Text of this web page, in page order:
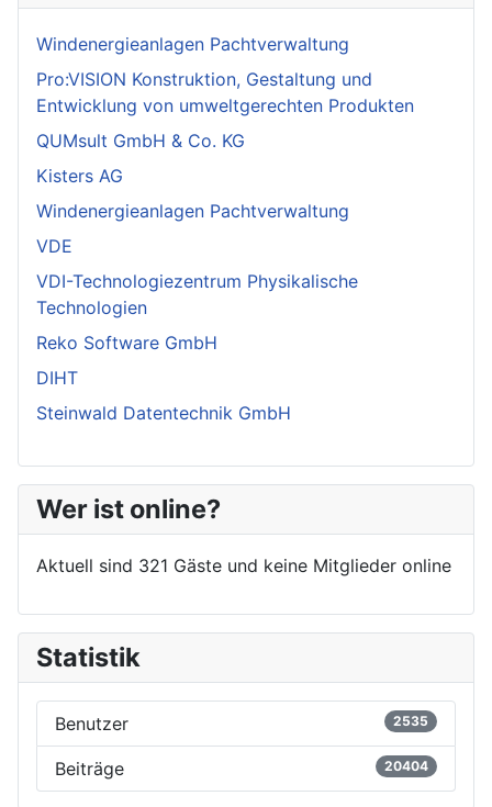
Windenergieanlagen Pachtverwaltung
Pro:VISION Konstruktion, Gestaltung und
Entwicklung von umweltgerechten Produkten
QUMsult GmbH & Co. KG
Kisters AG
Windenergieanlagen Pachtverwaltung
VDE
VDI-Technologiezentrum Physikalische
Technologien
Reko Software GmbH
DIHT
Steinwald Datentechnik GmbH
Wer ist online?
Aktuell sind 321 Gäste und keine Mitglieder online
Statistik
Benutzer 2535
Beiträge 20404